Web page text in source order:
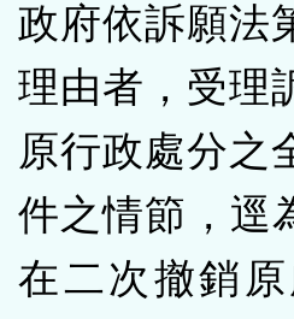
政府依訴願法
理由者，受理
原行政處分之
件之情節，
在二次撤銷